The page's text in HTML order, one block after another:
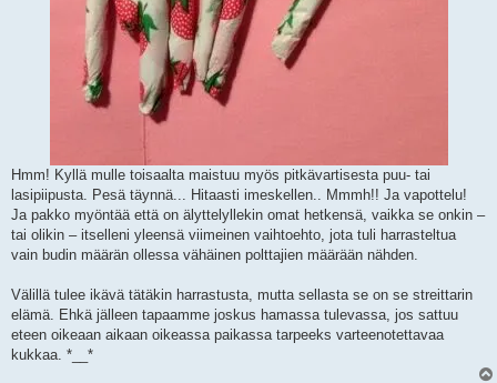
Hmm! Kyllä mulle toisaalta maistuu myös pitkävartisesta puu- tai
lasipiipusta. Pesä täynnä... Hitaasti imeskellen.. Mmmh!! Ja vapottelu!
Ja pakko myöntää että on älyttelyllekin omat hetkensä, vaikka se onkin –
tai olikin – itselleni yleensä viimeinen vaihtoehto, jota tuli harrasteltua
vain budin määrän ollessa vähäinen polttajien määrään nähden.
Välillä tulee ikävä tätäkin harrastusta, mutta sellasta se on se streittarin
elämä. Ehkä jälleen tapaamme joskus hamassa tulevassa, jos sattuu
eteen oikeaan aikaan oikeassa paikassa tarpeeks varteenotettavaa
kukkaa. *__*